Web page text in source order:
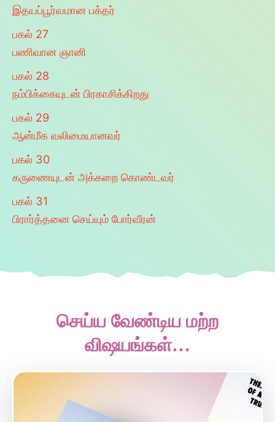
இதயப்பூர்வமான பக்தர்
பகல் 27
பணிவான ஞானி
பகல் 28
நம்பிக்கையுடன் பிரகாசிக்கிறது
பகல் 29
ஆன்மீக வலிமையானவர்
பகல் 30
கருணையுடன் அக்கறை கொண்டவர்
பகல் 31
பிரார்த்தனை செய்யும் போர்வீரன்
செய்ய வேண்டிய மற்ற
விஷயங்கள்…